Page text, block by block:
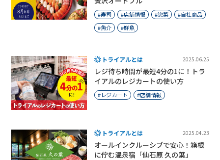
寿司 店舗情報 惣菜
自社商品
魚介
鮮魚
トライアルとは 2025.06.25
レジ待ち時間が最短4分の1に！トラ
イアルのレジカートの使い方
レジカート 店舗情報
トライアルとは 2025.04.23
オールインクルーシブで安心！箱根
に佇む温泉宿「仙石原 久の葉」